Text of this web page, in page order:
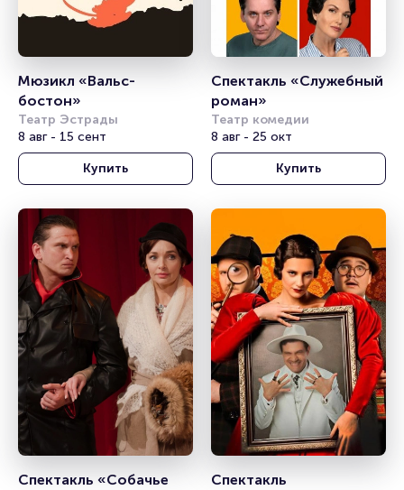
Мюзикл «Вальс-
бостон»
Театр Эстрады
8 авг - 15 сент
Купить
Спектакль «Служебный
роман»
Театр комедии
8 авг - 25 окт
Купить
Спектакль «Собачье
Спектакль